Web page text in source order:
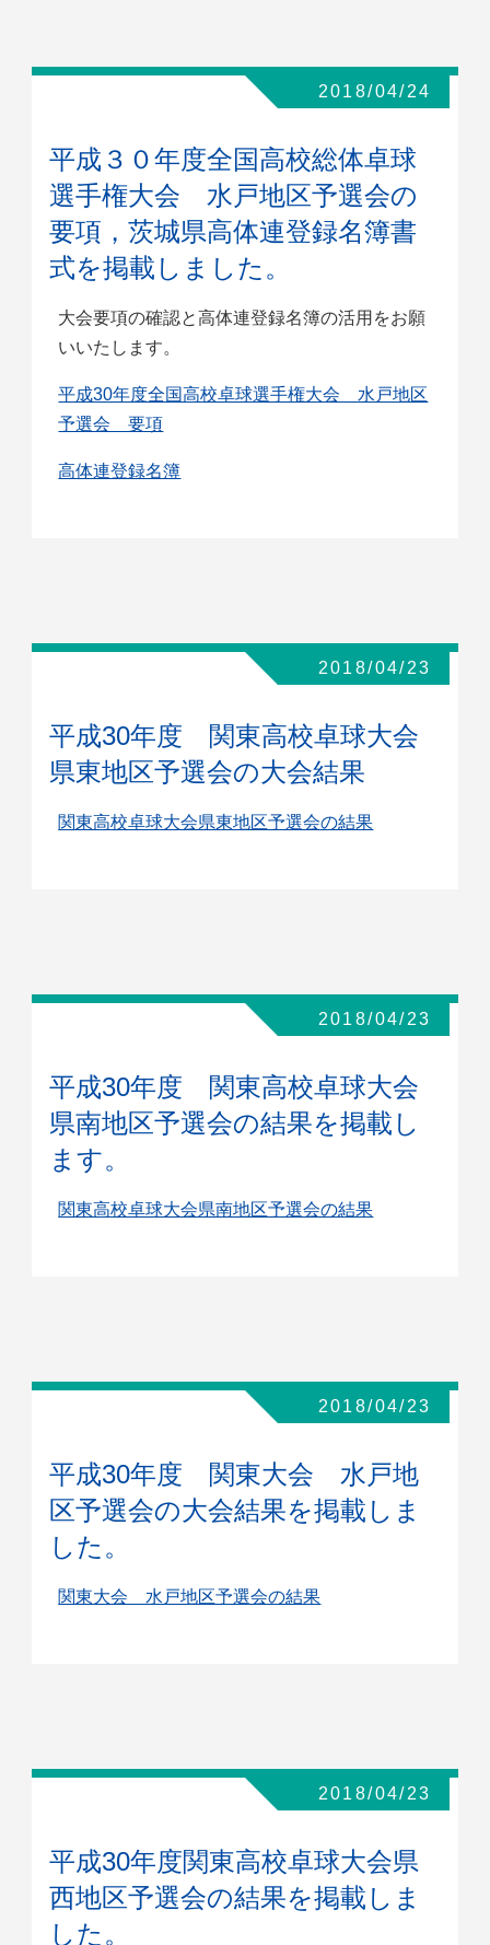
平成３０年度全国高校総体卓球
選手権大会 水戸地区予選会の
要項，茨城県高体連登録名簿書
式を掲載しました。
2018/04/24
大会要項の確認と高体連登録名簿の活用をお願
いいたします。
平成30年度全国高校卓球選手権大会 水戸地区
予選会 要項
高体連登録名簿
平成30年度 関東高校卓球大会
県東地区予選会の大会結果
2018/04/23
関東高校卓球大会県東地区予選会の結果
平成30年度 関東高校卓球大会
県南地区予選会の結果を掲載し
ます。
2018/04/23
関東高校卓球大会県南地区予選会の結果
平成30年度 関東大会 水戸地
区予選会の大会結果を掲載しま
した。
2018/04/23
関東大会 水戸地区予選会の結果
平成30年度関東高校卓球大会県
西地区予選会の結果を掲載しま
した。
2018/04/23